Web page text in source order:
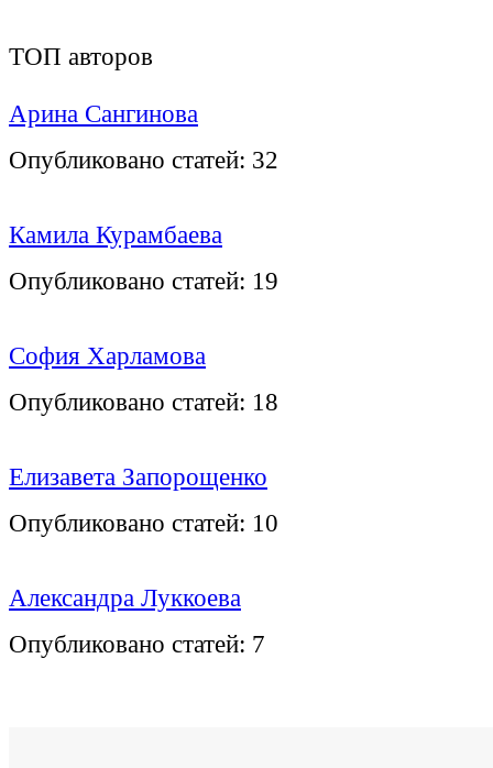
ТОП авторов
Арина Сангинова
Опубликовано статей: 32
Камила Курамбаева
Опубликовано статей: 19
София Харламова
Опубликовано статей: 18
Елизавета Запорощенко
Опубликовано статей: 10
Александра Луккоева
Опубликовано статей: 7